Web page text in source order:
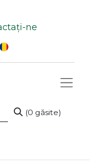
ne
(0 găsite)